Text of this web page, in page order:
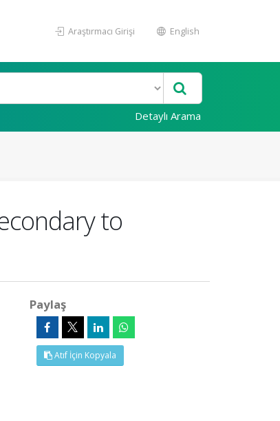
Araştırmacı Girişi English
Detaylı Arama
to
Paylaş
Atıf İçin Kopyala